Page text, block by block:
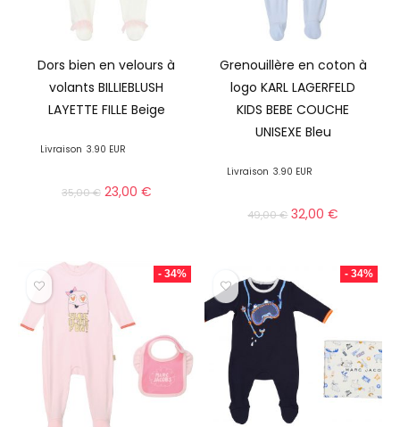
Dors bien en velours à
volants BILLIEBLUSH
LAYETTE FILLE Beige
Livraison 3.90 EUR
35,00€ 23,00 €
Grenouillère en coton à
logo KARL LAGERFELD
KIDS BEBE COUCHE
UNISEXE Bleu
Livraison 3.90 EUR
49,00€ 32,00€
- 34% - 34%